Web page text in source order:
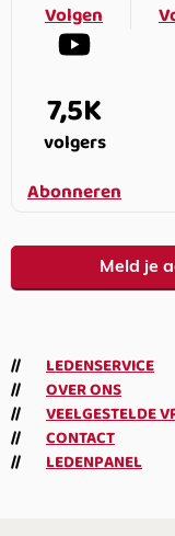
Volgen
7,5K
volgers
Abonneren
Meld je
LEDENSERVICE
OVER ONS
VEELGESTELDE
CONTACT
LEDENPANEL